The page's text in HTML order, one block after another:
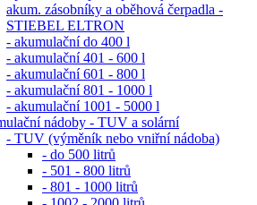
akum. zásobníky a oběhová čerpadla -
STIEBEL ELTRON
- akumulační do 400 l
- akumulační 401 - 600 l
- akumulační 601 - 800 l
- akumulační 801 - 1000 l
- akumulační 1001 - 5000 l
nádoby - TUV a solární
- TUV (výměník nebo vniřní nádoba)
- do 500 litrů
- 501 - 800 litrů
- 801 - 1000 litrů